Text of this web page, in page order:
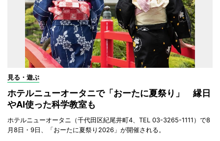
見る・遊ぶ
ホテルニューオータニで「おーたに夏祭り」 縁日
やAI使った科学教室も
ホテルニューオータニ（千代田区紀尾井町4、TEL 03-3265-1111）で8
月8日・9日、「おーたに夏祭り2026」が開催される。